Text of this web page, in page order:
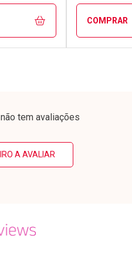
COMPRAR
tem avaliações
A AVALIAR